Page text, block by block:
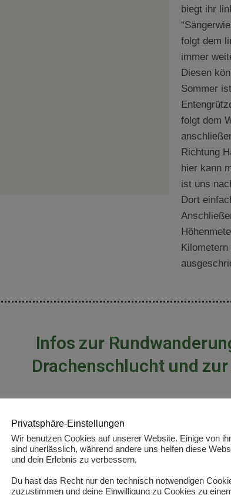
biegt ihr
folgt dem
immer
Diesen
Sommer
folgt dem
Richtung
hier kann
ist uns
Dort
Infos zur
Drachenschlucht und
Dauer
3 Stunden
Länge
Privatsphäre-Einstellungen
Wir benutzen Cookies auf unserer Website. Einige von
sind unerlässlich, während andere uns helfen diese
und dein Erlebnis zu verbessern.
Du hast das Recht nur den technisch notwendigen
zuzustimmen und deine Einwilligung zu Cookies zu